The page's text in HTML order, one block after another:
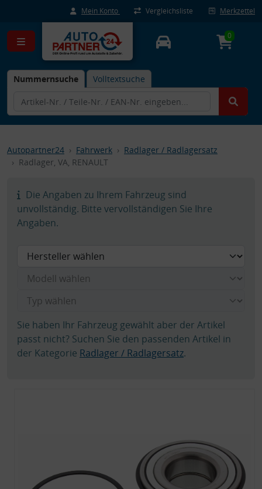
Mein Konto Vergleichsliste Merkzettel
Nummernsuche Volltextsuche
0
Autopartner24 Fahrwerk
Radlager / Radlagersatz
Radlager, VA, RENAULT
Die Angaben zu Ihrem Fahrzeug sind
unvollständig. Bitte vervollständigen Sie Ihre
Angaben.
Sie haben Ihr Fahrzeug gewählt aber der Artikel
passt nicht? Suchen Sie den passenden Artikel in
der Kategorie Radlager / Radlagersatz.